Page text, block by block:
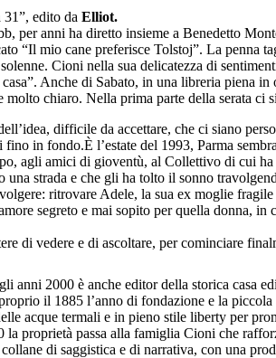
edito da Elliot.
per anni ha diretto insieme a Benedetto
“Il mio cane preferisce Tolstoj”. La penna
Cioni nella sua delicatezza di
Anche di Sabato, in una libreria piena
chiaro. Nella prima parte della serata ci
difficile da accettare, che ci siano
in fondo.È l’estate del 1993, Parma
agli amici di gioventù, al Collettivo di cui
strada e che gli ha tolto il sonno
ritrovare Adele, la sua ex moglie
segreto e mai sopito per quella donna,
di vedere e di ascoltare, per cominciare
anni 2000 è anche editor della storica casa
il 1885 l’anno di fondazione e la
acque termali e in pieno stile liberty per
proprietà passa alla famiglia Cioni che
di saggistica e di narrativa, con una